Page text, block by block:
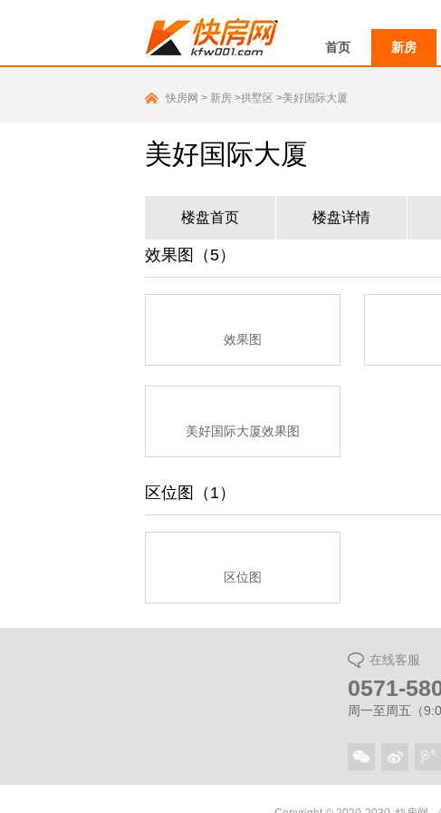
首页 新房
快房网 > 新房 >拱墅区 >美好国际大厦
美好国际大厦
楼盘首页 楼盘详情
效果图（5）
效果图
美好国际大厦效果图
区位图（1）
区位图
在线客服
0571-
周一至周五（